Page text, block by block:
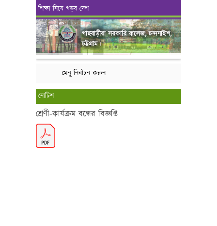
শিক্ষা নিয়ে গড়ব দেশ
গাছবাড়ীয়া সরকারি কলেজ, চন্দনাইশ,
চট্টগ্রাম।
মেনু নির্বাচন করুন
নোটিশ
শ্রেণী-কার্যক্রম বন্ধের বিজ্ঞপ্তি